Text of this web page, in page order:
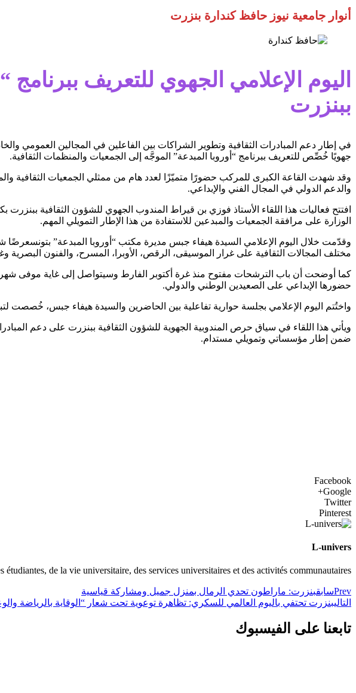
أنوار جامعية نيوز حافظ كندارة بنزرت
اليوم الإعلامي الجهوي للتعريف
ببنزرت
في إطار دعم المبادرات الثقافية وتطوير الشراكات بين الفاعلين في المجالين العمومي
جهويًا خُصِّص للتعريف ببرنامج “أوروبا المبدعة” الموجَّه إلى الجمعيات والمنظمات الثقافية.
وقد شهدت القاعة الكبرى للمركب حضورًا متميّزًا لعدد هام من ممثلي الجمعيات الثقافية
والدعم الدولي في المجال الفني والإبداعي.
افتتح فعاليات هذا اللقاء الأستاذ فوزي بن قيراط المندوب الجهوي للشؤون الثقافية ببنزرت
الوزارة على مرافقة الجمعيات والمبدعين للاستفادة من هذا الإطار التمويلي المهم.
وقدّمت خلال اليوم الإعلامي السيدة هيفاء جبس مديرة مكتب “أوروبا المبدعة”
مختلف المجالات الثقافية على غرار الموسيقى، الرقص، الأوبرا، المسرح، والفنون البصرية
كما أوضحت أن باب الترشحات مفتوح منذ غرة أكتوبر الفارط وسيتواصل إلى غاية موفى شهر
حضورها الإبداعي على الصعيدين الوطني والدولي.
واختُتم اليوم الإعلامي بجلسة حوارية تفاعلية بين الحاضرين والسيدة هيفاء جبس، خُصصت
ويأتي هذا اللقاء في سياق حرص المندوبية الجهوية للشؤون الثقافية ببنزرت على دعم
ضمن إطار مؤسساتي وتمويلي مستدام.
Facebook
Google+
Twitter
Pinterest
L-univers
étudiantes, de la vie universitaire, des services universitaires et des activités communautaires
Prevسابقبنزرت: ماراطون تحدي الرمال بمنزل جميل ومشاركة قياسية
التاليبنزرت تحتفي باليوم العالمي للسكري: تظاهرة توعوية تحت شعار “الوقاية بالرياضة
تابعنا على الفيسبوك